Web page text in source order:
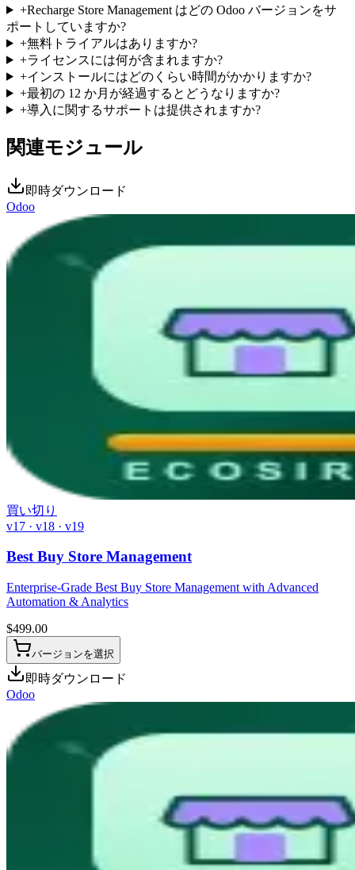
+Recharge Store Management はどの Odoo バージョンをサ
ポートしていますか?
+無料トライアルはありますか?
+ライセンスには何が含まれますか?
+インストールにはどのくらい時間がかかりますか?
+最初の 12 か月が経過するとどうなりますか?
+導入に関するサポートは提供されますか?
関連モジュール
即時ダウンロード
Odoo
買い切り
v17 · v18 · v19
Best Buy Store Management
Enterprise-Grade Best Buy Store Management with Advanced
Automation & Analytics
$499.00
バージョンを選択
即時ダウンロード
Odoo